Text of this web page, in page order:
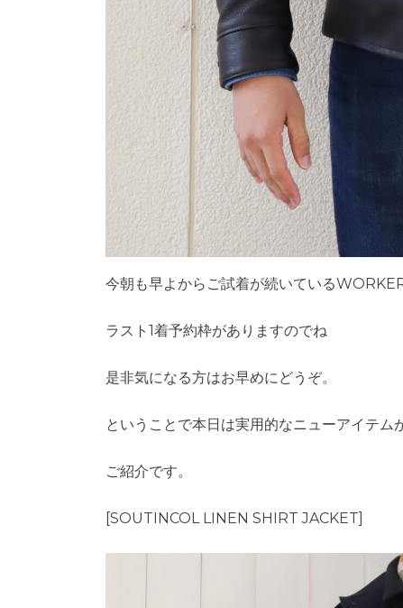
今朝も早よからご試着が続いている
ラスト1着予約枠がありますのでね
是非気になる方はお早めにどうぞ。
ということで本日は実用的なニューアイテ
ご紹介です。
[SOUTINCOL LINEN SHIRT JACKET]